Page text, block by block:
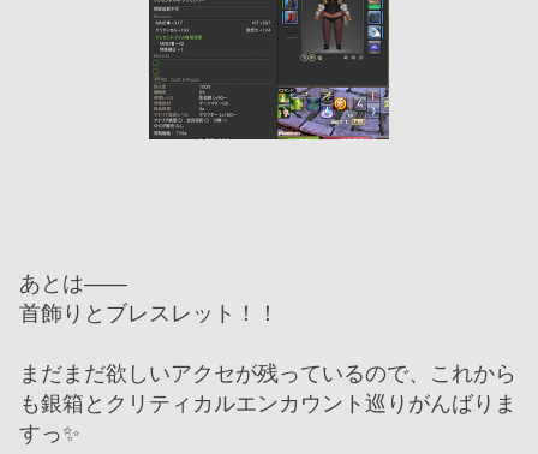
あとは――
首飾りとブレスレット！！
まだまだ欲しいアクセが残っているので、これから
も銀箱とクリティカルエンカウント巡りがんばりま
すっ✨